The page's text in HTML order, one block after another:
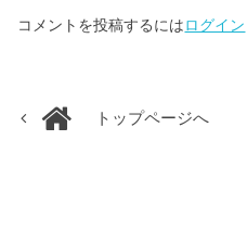
コメントを投稿するにはログイン
トップページへ